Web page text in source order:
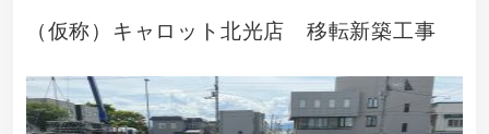
（仮称）キャロット北光店 移転新築工事